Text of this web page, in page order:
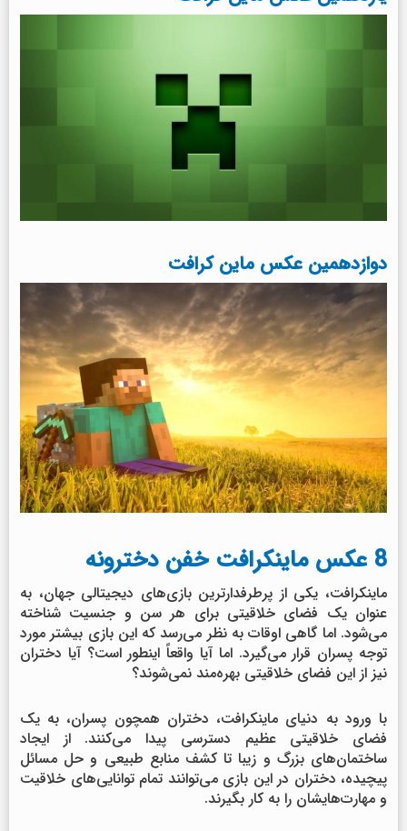
دوازدهمین عکس ماین کرافت
8 عکس ماینکرافت خفن دخترونه
ماینکرافت، یکی از پرطرفدارترین بازی‌های دیجیتالی جهان، به
عنوان یک فضای خلاقیتی برای هر سن و جنسیت شناخته
می‌شود. اما گاهی اوقات به نظر می‌رسد که این بازی بیشتر مورد
توجه پسران قرار می‌گیرد. اما آیا واقعاً اینطور است؟ آیا دختران
نیز از این فضای خلاقیتی بهره‌مند نمی‌شوند؟
با ورود به دنیای ماینکرافت، دختران همچون پسران، به یک
فضای خلاقیتی عظیم دسترسی پیدا می‌کنند. از ایجاد
ساختمان‌های بزرگ و زیبا تا کشف منابع طبیعی و حل مسائل
پیچیده، دختران در این بازی می‌توانند تمام توانایی‌های خلاقیت
و مهارت‌هایشان را به کار بگیرند.